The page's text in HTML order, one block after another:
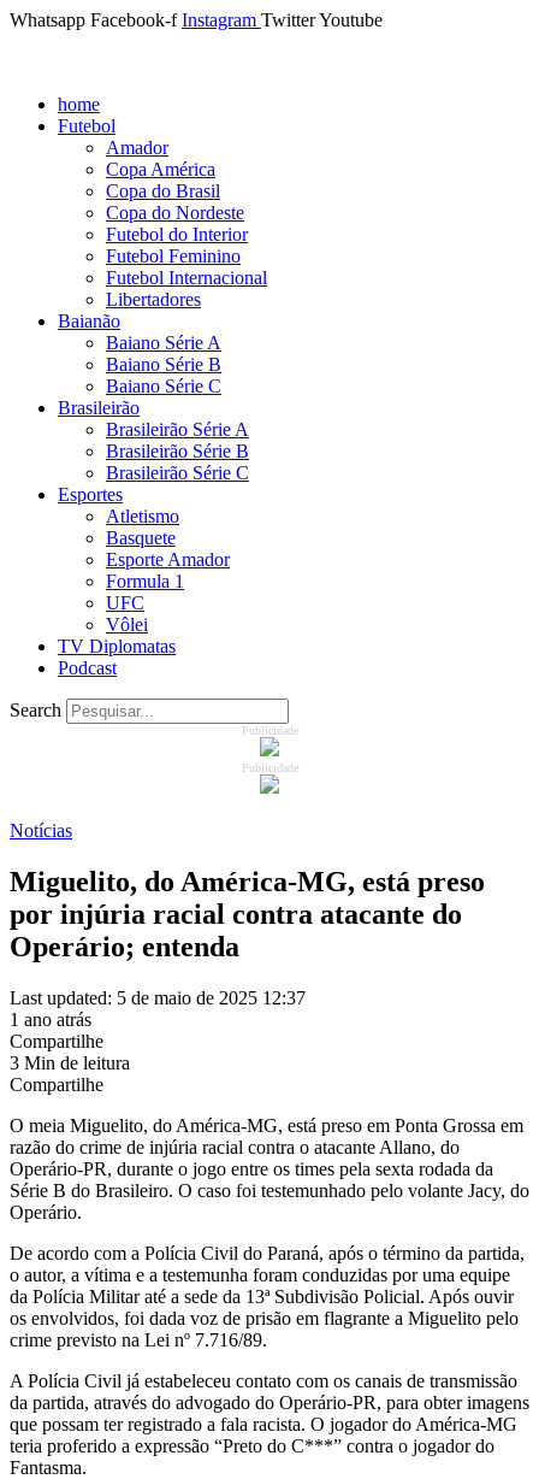
Whatsapp Facebook-f Instagram TwitterYoutube
home
Futebol
Amador
Copa América
Copa do Brasil
Copa do Nordeste
Futebol do Interior
Futebol Feminino
Futebol Internacional
Libertadores
Baianão
Baiano Série A
Baiano Série B
Baiano Série C
Brasileirão
Brasileirão Série A
Brasileirão Série B
Brasileirão Série C
Esportes
Atletismo
Basquete
Esporte Amador
Formula 1
UFC
Vôlei
TV Diplomatas
Podcast
Search
Publicidade
Publicidade
Notícias
Miguelito, do América-MG, está preso
por injúria racial contra atacante do
Operário; entenda
Last updated: 5 de maio de 2025 12:37
1 ano atrás
Compartilhe
3 Min de leitura
Compartilhe
O meia Miguelito, do América-MG, está preso em Ponta Grossa em
razão do crime de injúria racial contra o atacante Allano, do
Operário-PR, durante o jogo entre os times pela sexta rodada da
Série B do Brasileiro. O caso foi testemunhado pelo volante Jacy, do
Operário.
De acordo com a Polícia Civil do Paraná, após o término da partida,
o autor, a vítima e a testemunha foram conduzidas por uma equipe
da Polícia Militar até a sede da 13ª Subdivisão Policial. Após ouvir
os envolvidos, foi dada voz de prisão em flagrante a Miguelito pelo
crime previsto na Lei nº 7.716/89.
A Polícia Civil já estabeleceu contato com os canais de transmissão
da partida, através do advogado do Operário-PR, para obter imagens
que possam ter registrado a fala racista. O jogador do América-MG
teria proferido a expressão “Preto do C***” contra o jogador do
Fantasma.